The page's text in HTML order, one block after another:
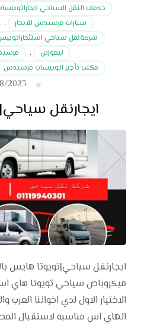
خدمات النقل السياحي
سيارات مرسيدس للايجار
,
شركةنقل سياحي
ليموزين
,
مكتب تأجير اتوبيسات مرسيدس
2023
ايجارنقل
ايجارنقل سياحي|تويوتا هايس
ميكروباص سياحي تويوتا هاي
الاختيار الاول لدي اخواننا العرب
الهاي اس مناسبه لاستقبال